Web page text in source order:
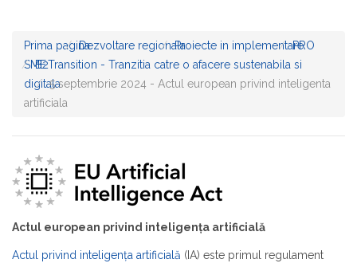
Prima paginaDezvoltare regionalaProiecte in implementarePRO
SMEB2Transition - Tranzitia catre o afacere sustenabila si
digitala5 septembrie 2024 - Actul european privind inteligenta
artificiala
Actul european privind inteligența artificială
Actul privind inteligența artificială (IA) este primul regulament